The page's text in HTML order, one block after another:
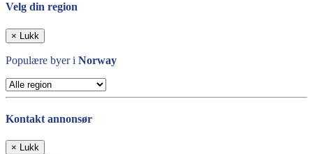
Velg din region
× Lukk
Populære byer i Norway
Kontakt annonsør
× Lukk